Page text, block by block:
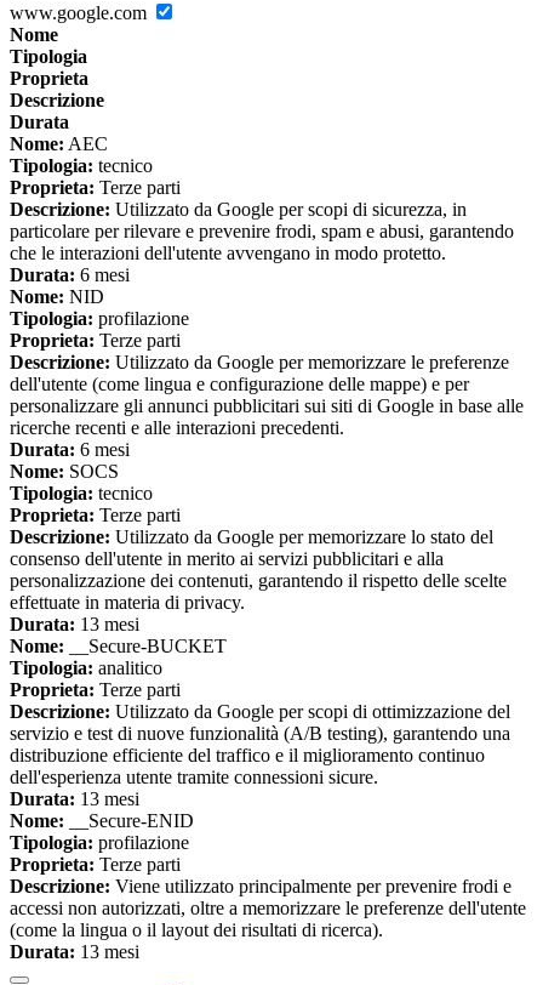
www.google.com
Nome
Tipologia
Proprieta
Descrizione
Durata
Nome: AEC
Tipologia: tecnico
Proprieta: Terze parti
Descrizione: Utilizzato da Google per scopi di sicurezza, in
particolare per rilevare e prevenire frodi, spam e abusi, garantendo
che le interazioni dell'utente avvengano in modo protetto.
Durata: 6 mesi
Nome: NID
Tipologia: profilazione
Proprieta: Terze parti
Descrizione: Utilizzato da Google per memorizzare le preferenze
dell'utente (come lingua e configurazione delle mappe) e per
personalizzare gli annunci pubblicitari sui siti di Google in base alle
ricerche recenti e alle interazioni precedenti.
Durata: 6 mesi
Nome: SOCS
Tipologia: tecnico
Proprieta: Terze parti
Descrizione: Utilizzato da Google per memorizzare lo stato del
consenso dell'utente in merito ai servizi pubblicitari e alla
personalizzazione dei contenuti, garantendo il rispetto delle scelte
effettuate in materia di privacy.
Durata: 13 mesi
Nome: __Secure-BUCKET
Tipologia: analitico
Proprieta: Terze parti
Descrizione: Utilizzato da Google per scopi di ottimizzazione del
servizio e test di nuove funzionalità (A/B testing), garantendo una
distribuzione efficiente del traffico e il miglioramento continuo
dell'esperienza utente tramite connessioni sicure.
Durata: 13 mesi
Nome: __Secure-ENID
Tipologia: profilazione
Proprieta: Terze parti
Descrizione: Viene utilizzato principalmente per prevenire frodi e
accessi non autorizzati, oltre a memorizzare le preferenze dell'utente
(come la lingua o il layout dei risultati di ricerca).
Durata: 13 mesi